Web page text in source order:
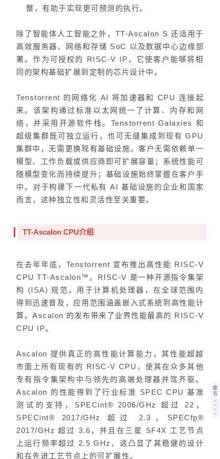
整，有助于实现更可预测的执行。
除了智能体人工智能之外，TT-Ascalon S 还适用于
高效服务器、网络和存储 SoC 以及数据中心边缘部
署。作为可授权的 RISC-V IP，它使客户能够将相
同的架构基础扩展到定制的芯片设计中。
Tenstorrent 的网络化 AI 将加速器和 CPU 连接起
来。该架构通过标准 以太网 统一了计算、内存和网
络，并采用开源软件栈。Tenstorrent Galaxies 和
超级集群既可独立运行，也可无缝集成到现有 GPU
集群中，无需更换现有基础设施。客户无需依赖单一
模型、工作负载或供应商即可扩展容量；系统性能可
随模型变化而持续提升；基础设施始终掌握在客户手
中。对于构建下一代私有 AI 基础设施的企业和国家
而言，这种独立性和灵活性至关重要。
TT-Ascalon CPU介绍
在去年年底，Tenstorrent 宣布推出高性能 RISC-V
CPU TT-Ascalon™。RISC-V 是一种开源指令集架
构 (ISA) 规范，用于计算机处理器，在全球范围内
得到迅速普及，应用范围涵盖嵌入式系统到高性能计
算。Ascalon 的发布带来了业界性能最高的 RISC-V
CPU IP。
Ascalon 提供真正的高性能计算能力，其性能超越
市面上所有现有的 RISC-V CPU，使其在众多其他
专有指令集架构中与领先的高端处理器并驾齐驱。
Ascalon 的性能得到了行业标准 SPEC CPU 基准
测试的支持，SPECint® 2006/GHz 超过 22，
SPECint® 2017/GHz 超过 2.3，SPECfp®
2017/GHz 超过 3.6，并且在 三星
SF4X 工艺节点
上运行频率超过 2.5 GHz，这凸显了其稳健的设计
和在先进工艺节点上的可扩展性。
章
节